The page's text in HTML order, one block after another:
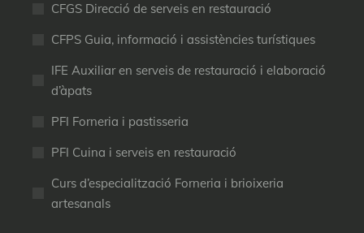
CFGS Direcció de serveis en restauració
CFPS Guia, informació i assistències turístiques
IFE Auxiliar en serveis de restauració i elaboració
d’àpats
PFI Forneria i pastisseria
PFI Cuina i serveis en restauració
Curs d’especialització Forneria i brioixeria
artesanals